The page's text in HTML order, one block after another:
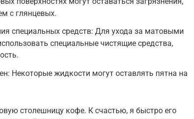
с глянцевых.
специальных средств: Для ухода за матовыми
специальные чистящие средства,
Некоторые жидкости могут оставлять пятна на
столешницу кофе. К счастью, я быстро его